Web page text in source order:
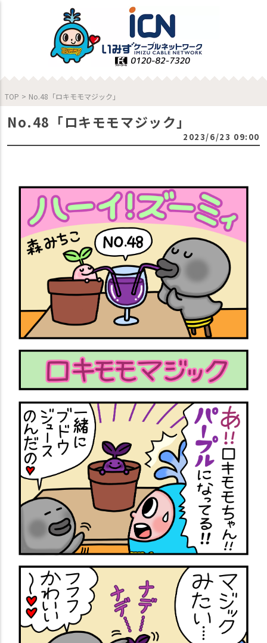
TOP > No.48「ロキモモマジック」
No.48「ロキモモマジック」
2023/6/23 09:00